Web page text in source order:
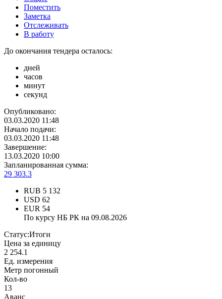
Поместить
Заметка
Отслеживать
В работу
До окончания тендера осталось:
дней
часов
минут
секунд
Опубликовано:
03.03.2020 11:48
Начало подачи:
03.03.2020 11:48
Завершение:
13.03.2020 10:00
Запланированная сумма:
29 303.3
RUB 5 132
USD 62
EUR 54
По курсу НБ РК на 09.08.2026
Статус:Итоги
Цена за единицу
2 254.1
Ед. измерения
Метр погонный
Кол-во
13
Аванс